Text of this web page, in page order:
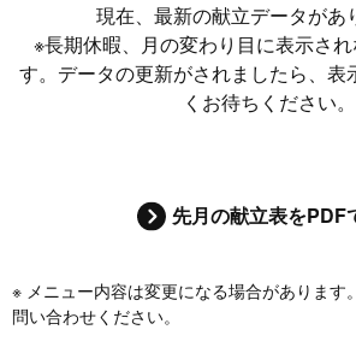
現在、最新の献立データがあ
※長期休暇、月の変わり目に表示さ
す。データの更新がされましたら、表
くお待ちください。
先月の献立表をPDF
※ メニュー内容は変更になる場合があります
問い合わせください。